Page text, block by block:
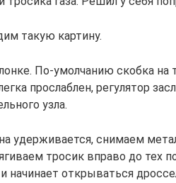
такую картину.
По-умолчанию скобка на
прослаблен, регулятор
узла.
удерживается, снимаем
тросик вправо до тех
начинает открываться